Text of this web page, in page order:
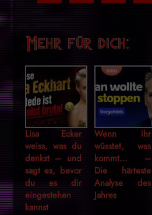
Mehr für dich:
Lisa Ecker
weiss, was du
denkst – und
sagt es, bevor
du es dir
eingestehen
kannst
Wenn ihr
wüsstet, was
kommt… –
Die härteste
Analyse des
Jahres